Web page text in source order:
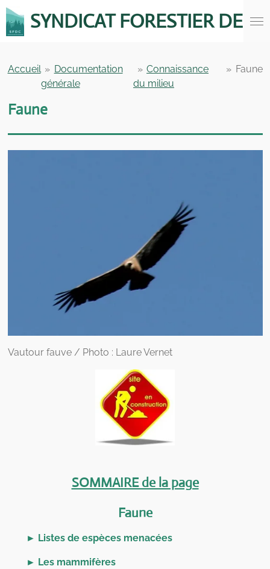
Passer
au
SYNDICAT FORESTIER DE
Accueil » Documentation
générale
» Connaissance
du milieu
» Faune
Faune
Vautour fauve / Photo : Laure Vernet
SOMMAIRE de la page
Faune
► Listes de espèces menacées
► Les mammifères